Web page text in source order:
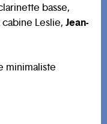
basse,
Leslie, Jean-
minimaliste